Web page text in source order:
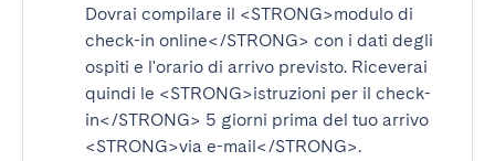
Dovrai compilare il <STRONG>modulo di
check-in online</STRONG> con i dati degli
ospiti e l'orario di arrivo previsto. Riceverai
quindi le <STRONG>istruzioni per il check-
in</STRONG> 5 giorni prima del tuo arrivo
<STRONG>via e-mail</STRONG>.